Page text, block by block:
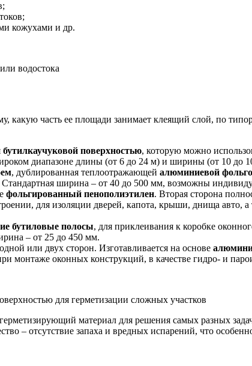
кожухами и др.
водостока
какую часть ее площади занимает клеящий слой, по
бутилкаучуковой поверхностью, которую можно
диапазоне длины (от 6 до 24 м) и ширины (от 10 до
, дублированная теплоотражающей алюминиевой
ширина – от 40 до 500 мм, возможны
фольгированный пенополиэтилен. Вторая сторона
для изоляции дверей, капота, крыши, днища
бутиловые полосы, для приклеивания к коробке
– от 25 до 450 мм.
или двух сторон. Изготавливается на основе
монтаже оконных конструкций, в качестве гидро- и
для герметизации сложных участков
материал для решения самых разных
– отсутствие запаха и вредных испарений, что